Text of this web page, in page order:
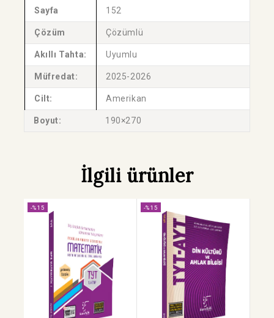
Sayfa 152
Çözüm Çözümlü
Akıllı Tahta: Uyumlu
Müfredat: 2025-2026
Cilt: Amerikan
Boyut: 190×270
İlgili ürünler
-%15 -%15